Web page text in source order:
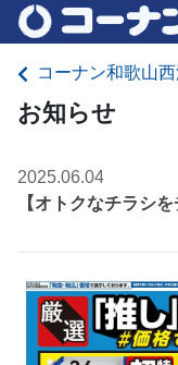
コーナン和歌山
お知らせ
2025.06.04
【オトクなチラシ